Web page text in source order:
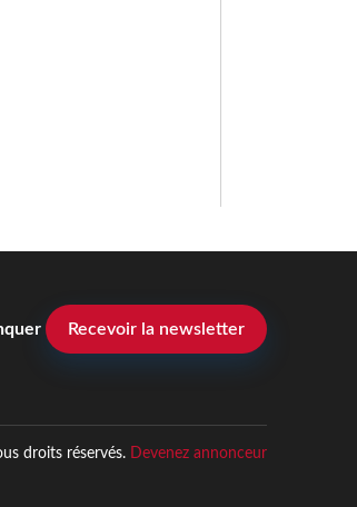
Recevoir la newsletter
droits réservés. Devenez annonceur